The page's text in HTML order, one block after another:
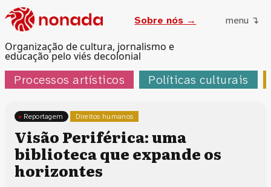
Organização de cultura, jornalismo e
educação pelo viés decolonial
Sobre nós → menu ↴
Processos artísticos Políticas culturais
Direitos humanos
Reportagem
Visão Periférica: uma
biblioteca que expande os
horizontes